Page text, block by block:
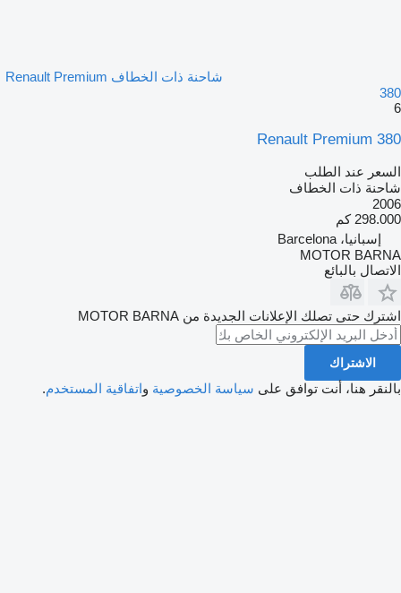
شاحنة ذات الخطاف Renault Premium
380
6
Renault Premium 380
السعر عند الطلب
شاحنة ذات الخطاف
2006
298.000 كم
إسبانيا، Barcelona
MOTOR BARNA
الاتصال بالبائع
اشترك حتى تصلك الإعلانات الجديدة من MOTOR BARNA
الاشتراك
بالنقر هنا، أنت توافق على سياسة الخصوصية واتفاقية المستخدم.